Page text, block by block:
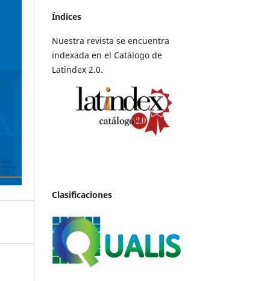
Índices
Nuestra revista se encuentra
indexada en el Catálogo de
Latindex 2.0.
Clasificaciones